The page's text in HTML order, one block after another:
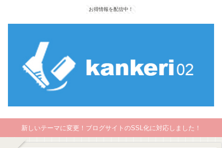
お得情報を配信中！
新しいテーマに変更！ブログサイトのSSL化に対応しました！